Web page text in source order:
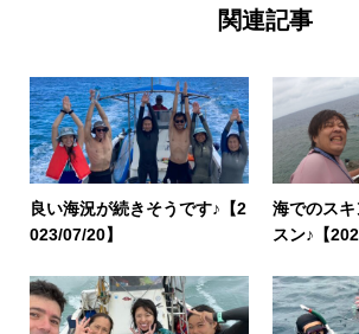
関連記事
良い海況が続きそうです♪【2
023/07/20】
海でのス
スン♪【